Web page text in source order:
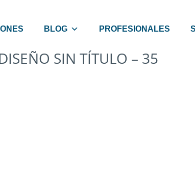
BLOG PROFESIONALES
SIN TÍTULO – 35